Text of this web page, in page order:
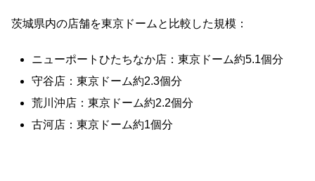
茨城県内の店舗を東京ドームと比較した規模：
ニューポートひたちなか店：東京ドーム約5.1個分
守谷店：東京ドーム約2.3個分
荒川沖店：東京ドーム約2.2個分
古河店：東京ドーム約1個分